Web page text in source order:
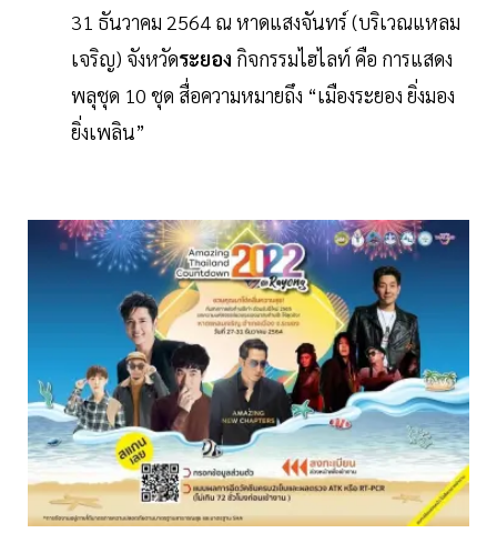
31 ธันวาคม 2564 ณ หาดแสงจันทร์ (บริเวณแหลม
เจริญ) จังหวัดระยอง กิจกรรมไฮไลท์ คือ การแสดง
พลุชุด 10 ชุด สื่อความหมายถึง “เมืองระยอง ยิ่งมอง
ยิ่งเพลิน”